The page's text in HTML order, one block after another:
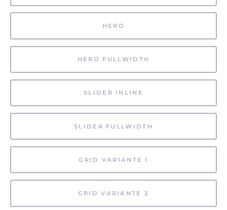
HERO
HERO FULLWIDTH
SLIDER INLINE
SLIDER FULLWIDTH
GRID VARIANTE 1
GRID VARIANTE 2